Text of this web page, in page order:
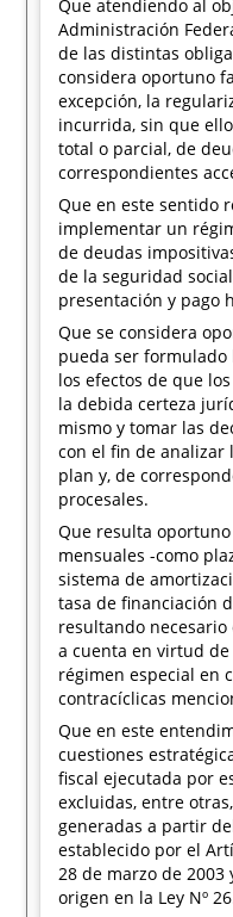
Que atendiendo al
Administración
de las distintas
considera oportuno
excepción, la
incurrida, sin que
total o parcial, de
correspondientes
Que en este sentido
implementar un
de deudas
de la seguridad
presentación y pago
Que se considera
pueda ser formulado
los efectos de que
la debida certeza
mismo y tomar las
con el fin de analizar
plan y, de
procesales.
Que resulta
mensuales -como
sistema de
tasa de financiación
resultando
a cuenta en virtud
régimen especial en
contracíclicas
Que en este
cuestiones
fiscal ejecutada por
excluidas, entre
generadas a partir
establecido por el
28 de marzo de 2003
origen en la Ley Nº